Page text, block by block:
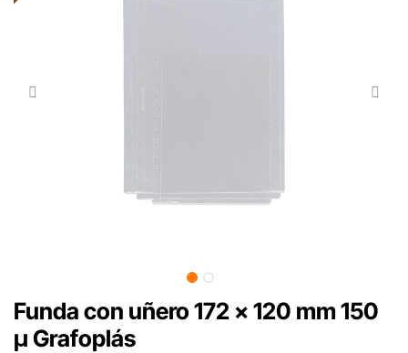
Funda con uñero 172 x 120 mm 150
µ Grafoplás